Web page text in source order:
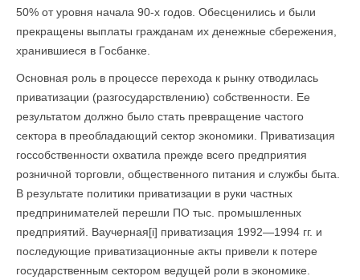
50% от уровня начала 90-х годов. Обесценились и были
прекращены выплаты гражданам их денежные сбережения,
хранившиеся в Госбанке.
Основная роль в процессе перехода к рынку отводилась
приватизации (разгосударствлению) собственности. Ее
результатом должно было стать превращение частого
сектора в преобладающий сектор экономики. Приватизация
госсобственности охватила прежде всего предприятия
розничной торговли, общественного питания и службы быта.
В результате политики приватизации в руки частных
предпринимателей перешли ПО тыс. промышленных
предприятий. Ваучерная[i] приватизация 1992—1994 гг. и
последующие приватизационные акты привели к потере
государственным сектором ведущей роли в экономике.